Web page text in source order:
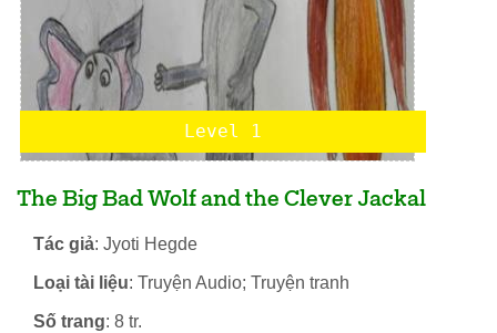
Level 1
The Big Bad Wolf and the Clever Jackal
Tác giả: Jyoti Hegde
Loại tài liệu: Truyện Audio; Truyện tranh
Số trang: 8 tr.